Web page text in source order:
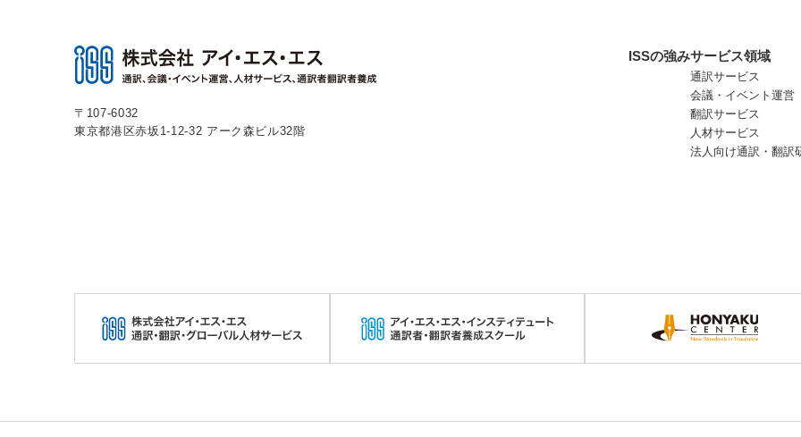
〒107-6032
東京都港区赤坂1-12-32 アーク森ビル32階
ISSの強みサービス領域
通訳サービス
会議・イベント運営
翻訳サービス
人材サービス
法人向け通訳・翻訳